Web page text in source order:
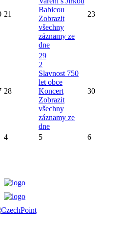
21
Babicou
Zobrazit
všechny
záznamy ze
dne
23
28
29
2
Slavnost 750
let obce
Koncert
Zobrazit
všechny
záznamy ze
dne
30
4 5 6